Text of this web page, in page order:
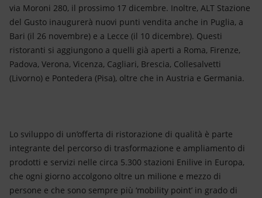
via Moroni 280, il prossimo 17 dicembre. Inoltre, ALT Stazione
del Gusto inaugurerà nuovi punti vendita anche in Puglia, a
Bari (il 26 novembre) e a Lecce (il 10 dicembre). Questi
ristoranti si aggiungono a quelli già aperti a Roma, Firenze,
Padova, Verona, Vicenza, Cagliari, Brescia, Collesalvetti
(Livorno) e Pontedera (Pisa), oltre che in Austria e Germania.
Lo sviluppo di un’offerta di ristorazione di qualità è parte
integrante del percorso di trasformazione e ampliamento di
prodotti e servizi nelle circa 5.300 stazioni Enilive in Europa,
che ogni giorno accolgono oltre un milione e mezzo di
persone e che sono sempre più ‘mobility point’ in grado di